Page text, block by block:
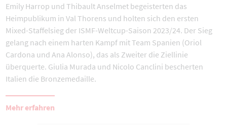
Emily Harrop und Thibault Anselmet begeisterten das
Heimpublikum in Val Thorens und holten sich den ersten
Mixed-Staffelsieg der ISMF-Weltcup-Saison 2023/24. Der Sieg
gelang nach einem harten Kampf mit Team Spanien (Oriol
Cardona und Ana Alonso), das als Zweiter die Ziellinie
überquerte. Giulia Murada und Nicolo Canclini bescherten
Italien die Bronzemedaille.
Mehr erfahren